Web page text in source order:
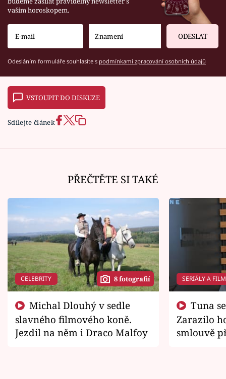
vaším horoskopem.
ODESLAT
Odesláním formuláře souhlasíte s podmínkami zpracování osobních údajů
VSTOUPIT DO DISKUZE
Sdílejte článek
PŘEČTĚTE SI TAKÉ
CELEBRITY 8 fotografií
slavného filmového koně.
Jezdil na něm i Draco Malfoy
SERIÁLY A
Zarazilo
smlouvě